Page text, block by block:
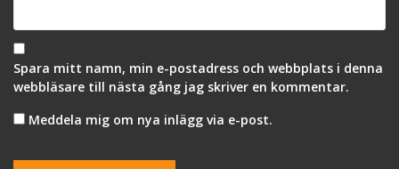
Spara mitt namn, min e-postadress och webbplats i denna
webbläsare till nästa gång jag skriver en kommentar.
Meddela mig om nya inlägg via e-post.